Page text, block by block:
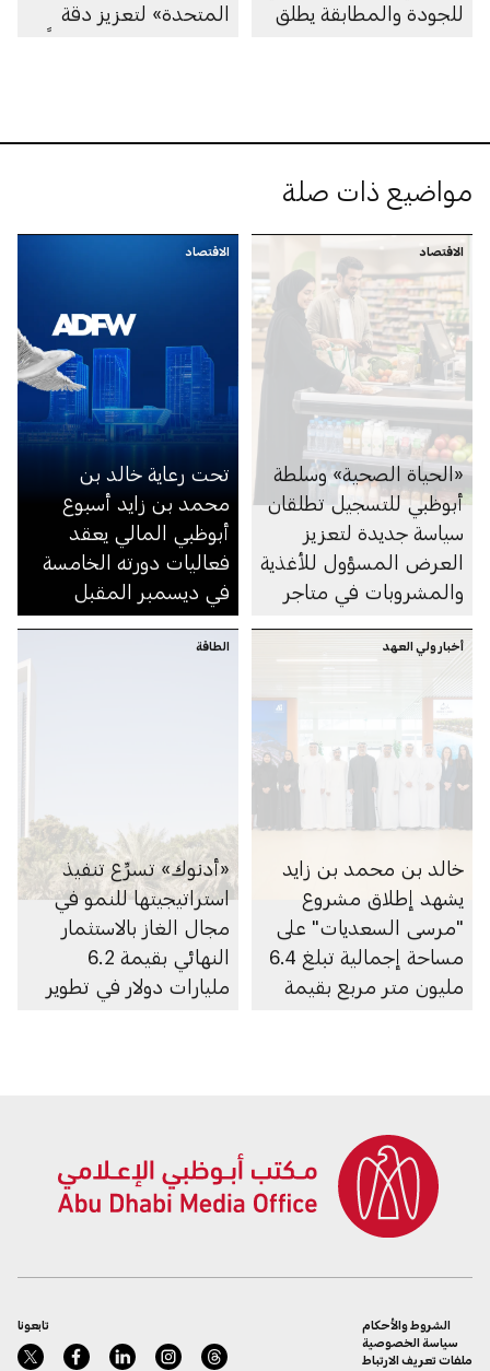
للجودة والمطابقة يطلق
المتحدة» لتعزيز دقة
مواضيع ذات صلة
الاقتصاد
«الحياة الصحية» وسلطة
أبوظبي للتسجيل تطلقان
سياسة جديدة لتعزيز
العرض المسؤول للأغذية
والمشروبات في متاجر
الإلكترونية
الاقتصاد
تحت رعاية خالد بن
محمد بن زايد أسبوع
أبوظبي المالي يعقد
فعاليات دورته الخامسة
في ديسمبر المقبل
أخبار ولي العهد
خالد بن محمد بن زايد
يشهد إطلاق مشروع
"مرسى السعديات" على
مساحة إجمالية تبلغ 6.4
مليون متر مربع بقيمة
الطاقة
«أدنوك» تسرِّع تنفيذ
استراتيجيتها للنمو في
مجال الغاز بالاستثمار
النهائي بقيمة 6.2
مليارات دولار في تطوير
تابعونا
الشروط والأحكام
سياسة الخصوصية
ملفات تعريف الارتباط